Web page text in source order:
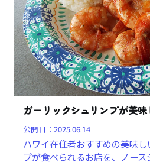
ガーリックシュリンプが美
公開日：2025.06.14
ハワイ在住者おすすめの美味
プが食べられるお店を、ノー